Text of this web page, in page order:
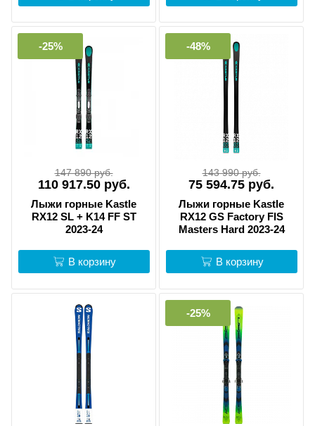
-25%
147 890 руб.
110 917.50 руб.
Лыжи горные Kastle
RX12 SL + K14 FF ST
2023-24
В корзину
-48%
143 990 руб.
75 594.75 руб.
Лыжи горные Kastle
RX12 GS Factory FIS
Masters Hard 2023-24
В корзину
-25%